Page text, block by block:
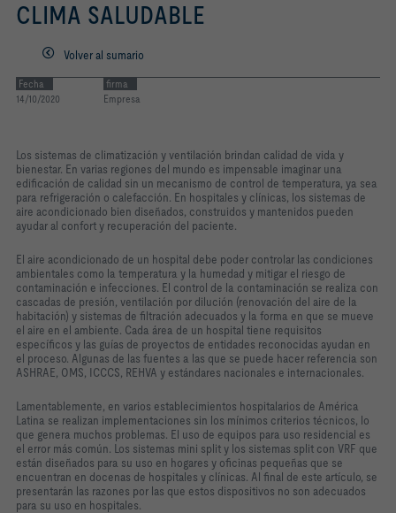
CLIMA SALUDABLE
Volver al sumario
Fecha
14/10/2020
firma
Empresa
Los sistemas de climatización y ventilación brindan calidad de vida y
bienestar. En varias regiones del mundo es impensable imaginar una
edificación de calidad sin un mecanismo de control de temperatura, ya sea
para refrigeración o calefacción. En hospitales y clínicas, los sistemas de
aire acondicionado bien diseñados, construidos y mantenidos pueden
ayudar al confort y recuperación del paciente.
El aire acondicionado de un hospital debe poder controlar las condiciones
ambientales como la temperatura y la humedad y mitigar el riesgo de
contaminación e infecciones. El control de la contaminación se realiza con
cascadas de presión, ventilación por dilución (renovación del aire de la
habitación) y sistemas de filtración adecuados y la forma en que se mueve
el aire en el ambiente. Cada área de un hospital tiene requisitos
específicos y las guías de proyectos de entidades reconocidas ayudan en
el proceso. Algunas de las fuentes a las que se puede hacer referencia son
ASHRAE, OMS, ICCCS, REHVA y estándares nacionales e internacionales.
Lamentablemente, en varios establecimientos hospitalarios de América
Latina se realizan implementaciones sin los mínimos criterios técnicos, lo
que genera muchos problemas. El uso de equipos para uso residencial es
el error más común. Los sistemas mini split y los sistemas split con VRF que
están diseñados para su uso en hogares y oficinas pequeñas que se
encuentran en docenas de hospitales y clínicas. Al final de este artículo, se
presentarán las razones por las que estos dispositivos no son adecuados
para su uso en hospitales.